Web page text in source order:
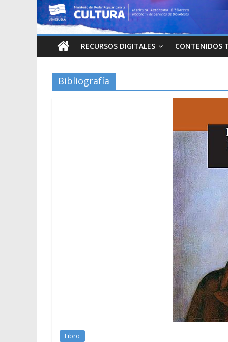
RECURSOS DIGITALES CONTENIDOS
Bibliografía
Libro